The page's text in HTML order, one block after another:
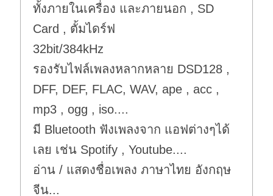
ทั้งภายในเครื่อง และภายนอก , SD
Card , ตั้มไดร์ฟ
32bit/384kHz
รองรับไฟล์เพลงหลากหลาย DSD128 ,
DFF, DEF, FLAC, WAV, ape , acc ,
mp3 , ogg , iso....
มี Bluetooth ฟังเพลงจาก แอฟต่างๆได้
เลย เช่น Spotify , Youtube....
อ่าน / แสดงชื่อเพลง ภาษาไทย อังกฤษ
จีน...